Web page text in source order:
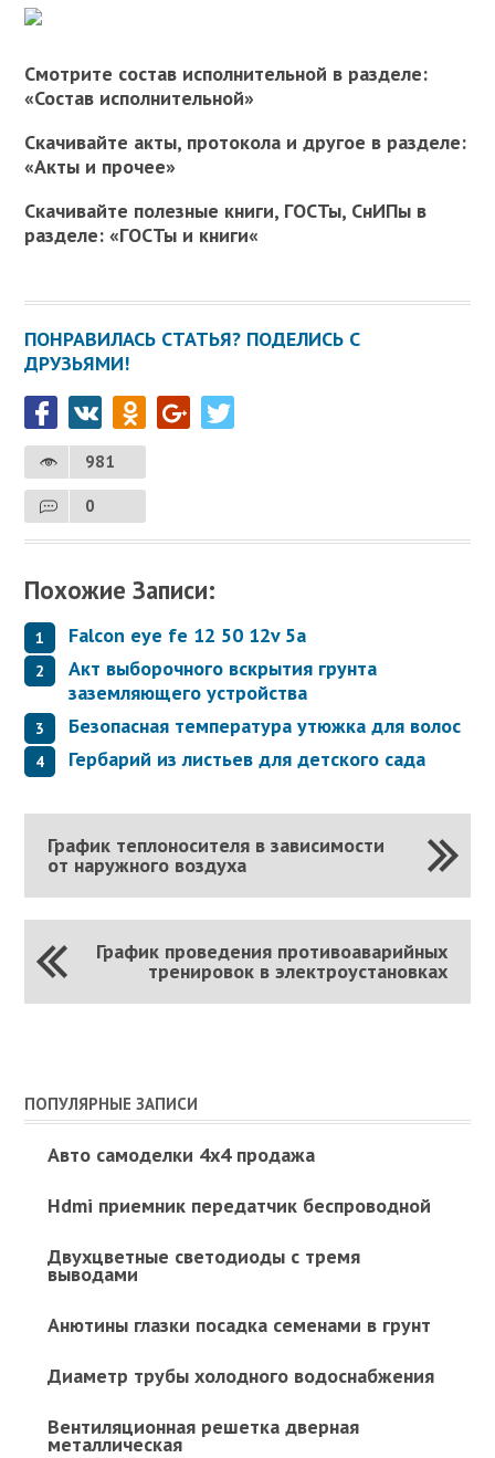
Смотрите состав исполнительной в разделе:
«Состав исполнительной»
Скачивайте акты, протокола и другое в разделе:
«Акты и прочее»
Скачивайте полезные книги, ГОСТы, СнИПы в
разделе: «ГОСТы и книги«
ПОНРАВИЛАСЬ СТАТЬЯ? ПОДЕЛИСЬ С
ДРУЗЬЯМИ!
981
0
Похожие Записи:
Falcon eye fe 12 50 12v 5a
Акт выборочного вскрытия грунта
заземляющего устройства
Безопасная температура утюжка для волос
Гербарий из листьев для детского сада
График теплоносителя в зависимости
от наружного воздуха
График проведения противоаварийных
тренировок в электроустановках
ПОПУЛЯРНЫЕ ЗАПИСИ
Авто самоделки 4х4 продажа
Hdmi приемник передатчик беспроводной
Двухцветные светодиоды с тремя
выводами
Анютины глазки посадка семенами в грунт
Диаметр трубы холодного водоснабжения
Вентиляционная решетка дверная
металлическая